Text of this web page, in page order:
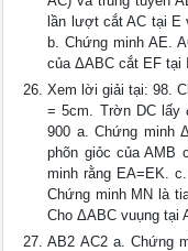
lần lượt cắt AC tại
b. Chứng minh AE.
của ΔABC cắt EF tại
Xem lời giải tại: 98.
= 5cm. Trờn DC lấy
900 a. Chứng minh
phõn giỏc của
minh rằng EA=EK.
Chứng minh MN là
Cho ΔABC vuụng tại
AB2 AC2 a. Chứng